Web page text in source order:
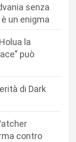
senza
un enigma
la
può
di Dark
contro